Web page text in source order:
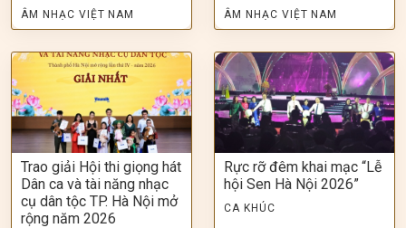
ÂM NHẠC VIỆT NAM ÂM NHẠC VIỆT NAM
Trao giải Hội thi giọng hát
Dân ca và tài năng nhạc
cụ dân tộc TP. Hà Nội mở
rộng năm 2026
Rực rỡ đêm khai mạc “Lễ
hội Sen Hà Nội 2026”
CA KHÚC